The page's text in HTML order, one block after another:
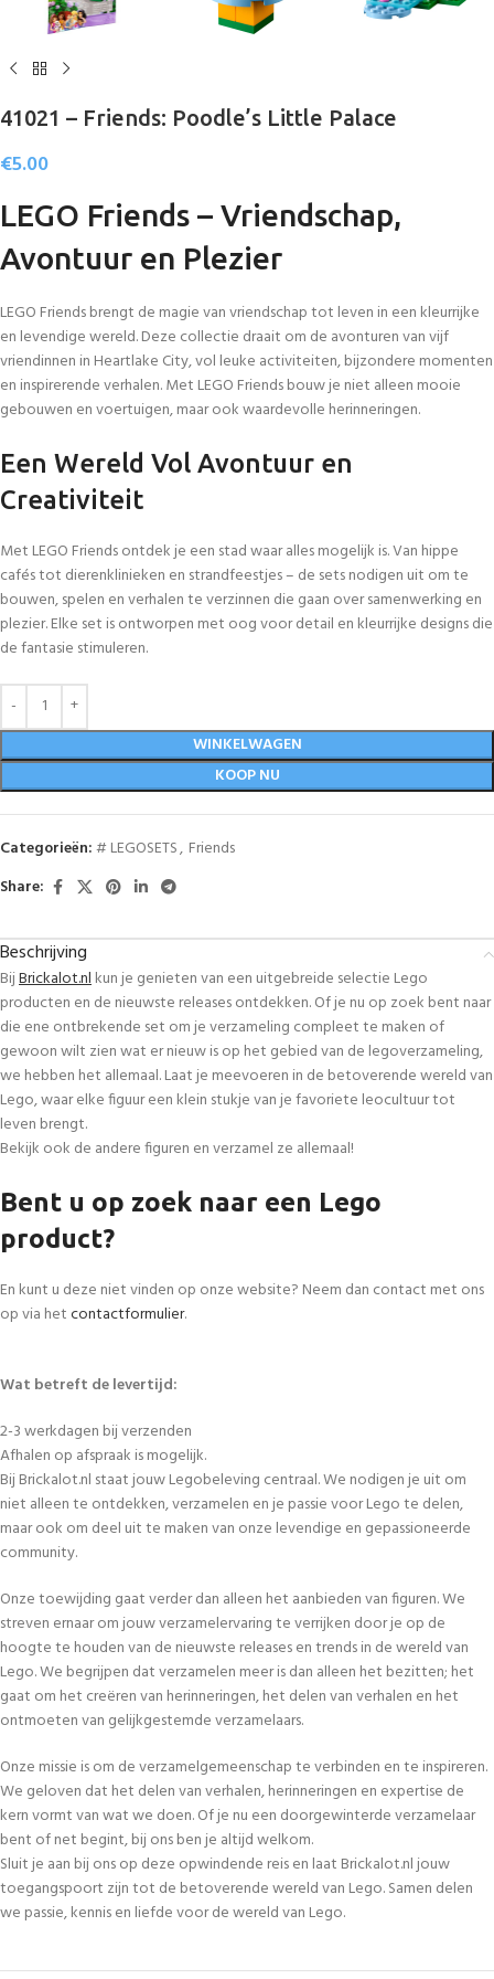
41021 – Friends: Poodle’s Little Palace
€5.00
LEGO Friends – Vriendschap,
Avontuur en Plezier
LEGO Friends brengt de magie van vriendschap tot leven in een kleurrijke
en levendige wereld. Deze collectie draait om de avonturen van vijf
vriendinnen in Heartlake City, vol leuke activiteiten, bijzondere momenten
en inspirerende verhalen. Met LEGO Friends bouw je niet alleen mooie
gebouwen en voertuigen, maar ook waardevolle herinneringen.
Een Wereld Vol Avontuur en
Creativiteit
Met LEGO Friends ontdek je een stad waar alles mogelijk is. Van hippe
cafés tot dierenklinieken en strandfeestjes – de sets nodigen uit om te
bouwen, spelen en verhalen te verzinnen die gaan over samenwerking en
plezier. Elke set is ontworpen met oog voor detail en kleurrijke designs die
de fantasie stimuleren.
WINKELWAGEN
KOOP NU
Categorieën:# LEGOSETS, Friends
Share:
Beschrijving
BijBrickalot.nlkun je genieten van een uitgebreide selectie Lego
producten en de nieuwste releases ontdekken. Of je nu op zoek bent naar
die ene ontbrekende set om je verzameling compleet te maken of
gewoon wilt zien wat er nieuw is op het gebied van de legoverzameling,
we hebben het allemaal. Laat je meevoeren in de betoverende wereld van
Lego, waar elke figuur een klein stukje van je favoriete leocultuur tot
leven brengt.
Bekijk ook de andere figuren en verzamel ze allemaal!
Bent u op zoek naar een Lego
product?
En kunt u deze niet vinden op onze website? Neem dan contact met ons
op via hetcontactformulier.
Wat betreft de levertijd:
2-3 werkdagen bij verzenden
Afhalen op afspraak is mogelijk.
Bij Brickalot.nl staat jouw Legobeleving centraal. We nodigen je uit om
niet alleen te ontdekken, verzamelen en je passie voor Lego te delen,
maar ook om deel uit te maken van onze levendige en gepassioneerde
community.
Onze toewijding gaat verder dan alleen het aanbieden van figuren. We
streven ernaar om jouw verzamelervaring te verrijken door je op de
hoogte te houden van de nieuwste releases en trends in de wereld van
Lego. We begrijpen dat verzamelen meer is dan alleen het bezitten; het
gaat om het creëren van herinneringen, het delen van verhalen en het
ontmoeten van gelijkgestemde verzamelaars.
Onze missie is om de verzamelgemeenschap te verbinden en te inspireren.
We geloven dat het delen van verhalen, herinneringen en expertise de
kern vormt van wat we doen. Of je nu een doorgewinterde verzamelaar
bent of net begint, bij ons ben je altijd welkom.
Sluit je aan bij ons op deze opwindende reis en laat Brickalot.nl jouw
toegangspoort zijn tot de betoverende wereld van Lego. Samen delen
we passie, kennis en liefde voor de wereld van Lego.